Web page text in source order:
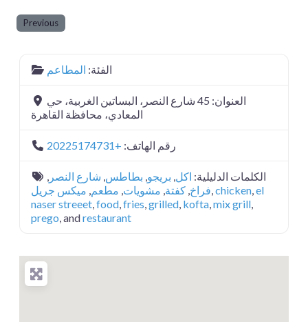
Previous
الفئة: المطاعم
العنوان:
45 شارع النصر، البساتين الغربية، حي
رقم الهاتف: +20225174731
الكلمات الدليلية: اكل, بريجو, بطاطس, شارع النصر ,
فراخ, كفتة, مشويات, مطعم, ميكس جريل ,chicken,el
naser streeet,food,fries,grilled, kofta,mix grill,
prego, andrestaurant